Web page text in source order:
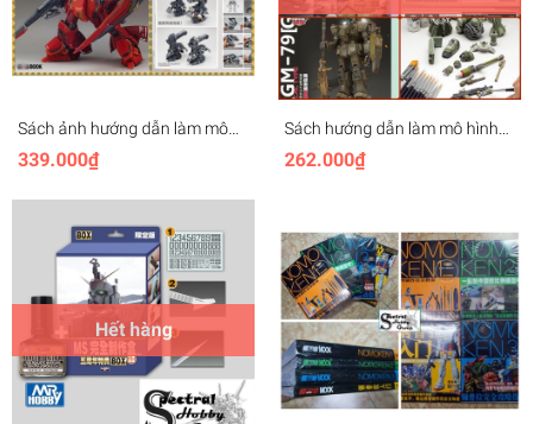
Sách ảnh hướng dẫn làm mô
hình sơn vẽ gundam gunpla
mobile suite paint brush draw
book Vol2
339.000₫
Sách hướng dẫn làm mô hình
gundam gunpla paint brush
draw book các loại
262.000₫
Hết hàng